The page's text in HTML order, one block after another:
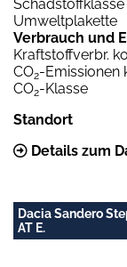
Schadstoffklasse
Umweltplakette
Verbrauch und
Kraftstoffverbr.
CO2-Emissionen
CO2-Klasse
Standort
Details zum
Dacia Sandero
AT E.